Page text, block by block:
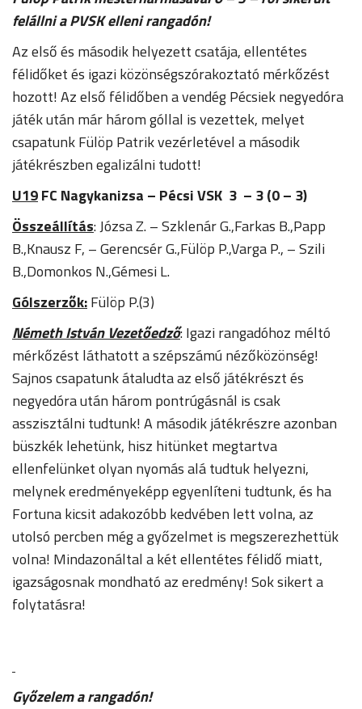
felállni a PVSK elleni rangadón!
Az első és második helyezett csatája, ellentétes
félidőket és igazi közönségszórakoztató mérkőzést
hozott! Az első félidőben a vendég Pécsiek negyedóra
játék után már három góllal is vezettek, melyet
csapatunk Fülöp Patrik vezérletével a második
játékrészben egalizálni tudott!
U19FC Nagykanizsa – Pécsi VSK 3 – 3 (0 – 3)
Összeállítás: Józsa Z. – Szklenár G.,Farkas B.,Papp
B.,Knausz F, – Gerencsér G.,Fülöp P.,Varga P., – Szili
B.,Domonkos N.,Gémesi L.
Gólszerzők:Fülöp P.(3)
Németh István Vezetőedző: Igazi rangadóhoz méltó
mérkőzést láthatott a szépszámú nézőközönség!
Sajnos csapatunk átaludta az első játékrészt és
negyedóra után három pontrúgásnál is csak
asszisztálni tudtunk! A második játékrészre azonban
büszkék lehetünk, hisz hitünket megtartva
ellenfelünket olyan nyomás alá tudtuk helyezni,
melynek eredményeképp egyenlíteni tudtunk, és ha
Fortuna kicsit adakozóbb kedvében lett volna, az
utolsó percben még a győzelmet is megszerezhettük
volna! Mindazonáltal a két ellentétes félidő miatt,
igazságosnak mondható az eredmény! Sok sikert a
folytatásra!
Győzelem a rangadón!